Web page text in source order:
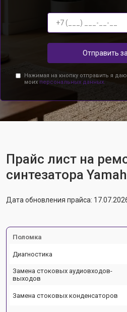
Отправить
Нажимая на кнопку отправить я
моих персональных данных.
Прайс лист на
синтезатора
Дата обновления прайса:
Поломка
Диагностика
Замена стоковых аудиовходов-
выходов
Замена стоковых конденсаторов